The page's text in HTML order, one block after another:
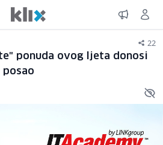
22
ponuda ovog ljeta donosi
posao